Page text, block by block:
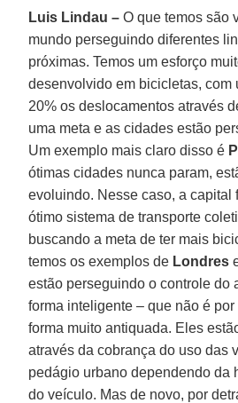
Luis Lindau – O que temos são
mundo perseguindo diferentes
próximas. Temos um esforço
desenvolvido em bicicletas, com
20% os deslocamentos através
uma meta e as cidades estão
Um exemplo mais claro disso é
ótimas cidades nunca param,
evoluindo. Nesse caso, a capital
ótimo sistema de transporte
buscando a meta de ter mais
temos os exemplos de Londres
estão perseguindo o controle do
forma inteligente – que não é
forma muito antiquada. Eles
através da cobrança do uso das
pedágio urbano dependendo da
do veículo. Mas de novo, por